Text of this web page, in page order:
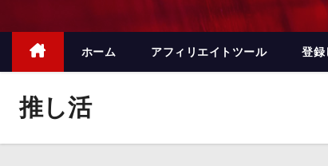
ッ
ホーム アフィリエイトツール 登録
推し活